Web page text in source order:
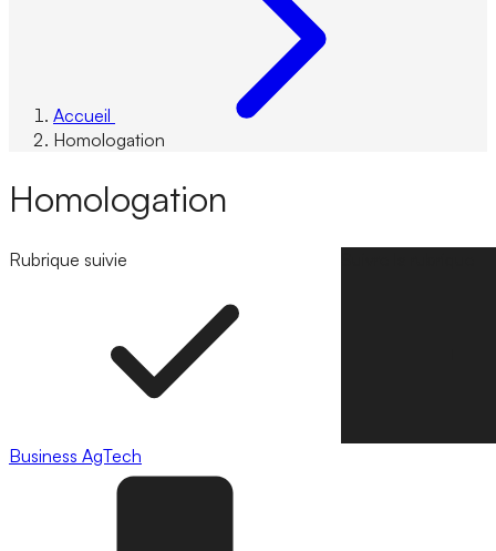
Accueil
Homologation
Homologation
Rubrique suivie
Business AgTech